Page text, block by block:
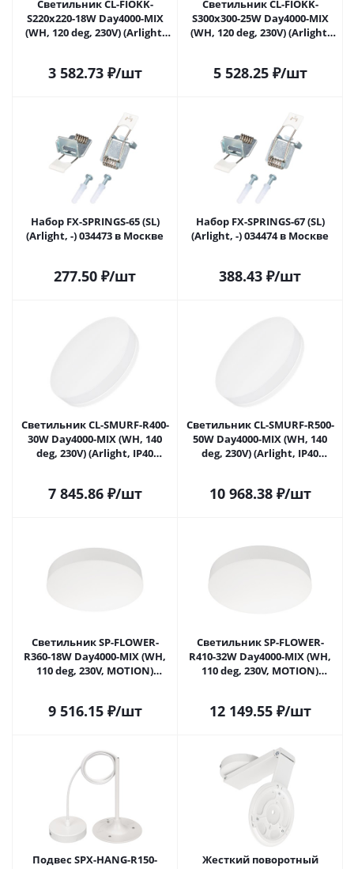
Светильник CL-FIOKK-
S220x220-18W Day4000-MIX
(WH, 120 deg, 230V) (Arlight,
3 582.73₽/шт
Светильник CL-FIOKK-
S300x300-25W Day4000-MIX
(WH, 120 deg, 230V) (Arlight,
5 528.25₽/шт
Набор FX-SPRINGS-65 (SL)
(Arlight, -) 034473 в Москве
277.50 ₽/шт
Набор FX-SPRINGS-67 (SL)
(Arlight, -) 034474 в Москве
388.43 ₽/шт
Светильник CL-SMURF-R400-
30W Day4000-MIX (WH, 140
deg, 230V) (Arlight, IP40
7 845.86₽/шт
Светильник CL-SMURF-R500-
50W Day4000-MIX (WH, 140
deg, 230V) (Arlight, IP40
10 968.38₽/шт
Светильник SP-FLOWER-
R360-18W Day4000-MIX (WH,
110 deg, 230V, MOTION)
9 516.15₽/шт
Светильник SP-FLOWER-
R410-32W Day4000-MIX (WH,
110 deg, 230V, MOTION)
12 149.55₽/шт
Подвес SPX-HANG-R150-
Жесткий поворотный